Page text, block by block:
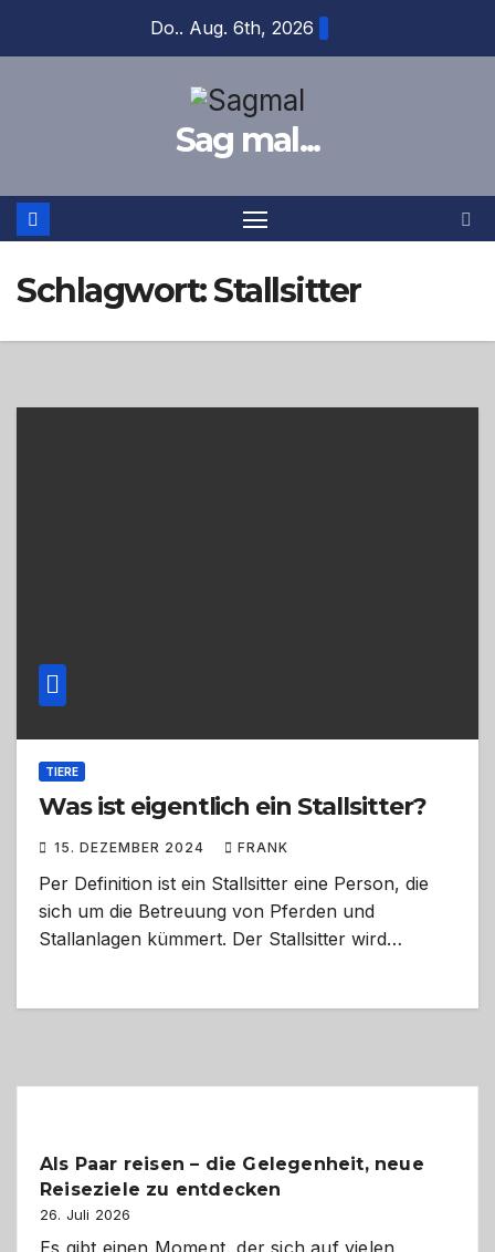
Do.. Aug. 6th, 2026
Sag mal...
Schlagwort:Stallsitter
TIERE
Was ist eigentlich ein Stallsitter?
15. DEZEMBER 2024 FRANK
Per Definition ist ein Stallsitter eine Person, die
sich um die Betreuung von Pferden und
Stallanlagen kümmert. Der Stallsitter wird…
Als Paar reisen – die Gelegenheit, neue
Reiseziele zu entdecken
26. Juli 2026
Es gibt einen Moment, der sich auf vielen